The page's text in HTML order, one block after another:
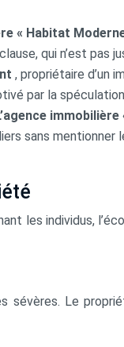
« Habitat
qui n’est
, propriétaire d’un
par la
sans
les individus,
sévères. Le